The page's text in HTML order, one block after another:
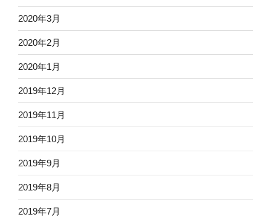
2020年3月
2020年2月
2020年1月
2019年12月
2019年11月
2019年10月
2019年9月
2019年8月
2019年7月